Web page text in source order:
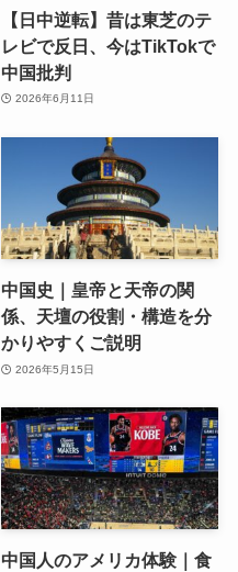
【日中逆転】昔は東芝のテ
レビで反日、今はTikTokで
中国批判
2026年6月11日
中国史｜皇帝と天帝の関
係、天壇の役割・構造を分
かりやすくご説明
2026年5月15日
中国人のアメリカ体験｜食